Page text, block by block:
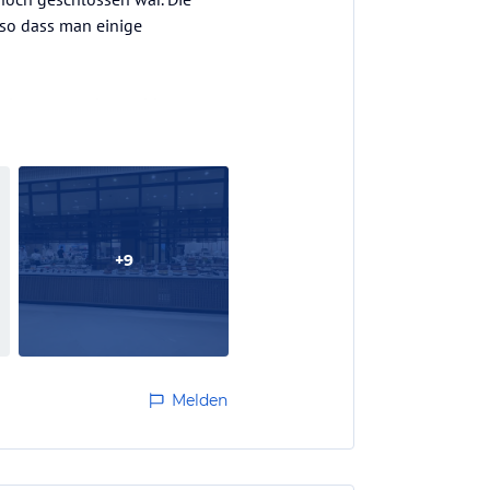
dass man einige
+9
Melden